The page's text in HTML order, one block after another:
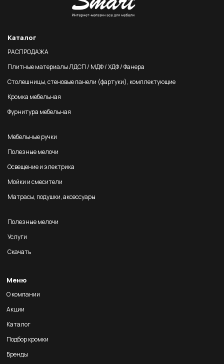
Каталог
РАСПРОДАЖА
Плитные материалы ЛДСП / МДФ / ХДФ / Фанера
Столешницы, стеновые панели (фартуки), комплектующие
Кромка мебельная
Фурнитура мебельная
Мебельные ручки
Полезные мелочи
Освещение и электрика
Мойки и смесители
Матрасы, подушки, аксессуары
Полезные мелочи
Услуги
Скачать
Меню
О компании
Акции
Каталог
Подбор кромки
Бренды